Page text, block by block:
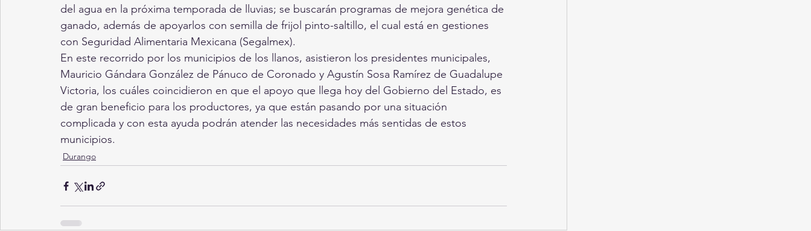
del agua en la próxima temporada de lluvias; se buscarán programas de mejora genética de
ganado, además de apoyarlos con semilla de frijol pinto-saltillo, el cual está en gestiones
con Seguridad Alimentaria Mexicana (Segalmex).
En este recorrido por los municipios de los llanos, asistieron los presidentes municipales,
Mauricio Gándara González de Pánuco de Coronado y Agustín Sosa Ramírez de Guadalupe
Victoria, los cuáles coincidieron en que el apoyo que llega hoy del Gobierno del Estado, es
de gran beneficio para los productores, ya que están pasando por una situación
complicada y con esta ayuda podrán atender las necesidades más sentidas de estos
municipios.
Durango